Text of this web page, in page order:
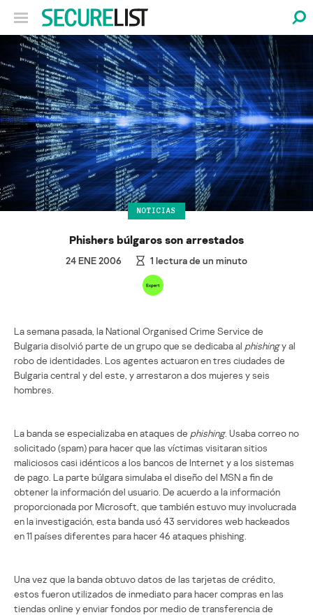
NOTICIAS
Phishers búlgaros son arrestados
24 ENE 2006 1 lectura de un minuto
La semana pasada, la National Organised Crime Service de
Bulgaria disolvió parte de un grupo que se dedicaba al phishingy al
robo de identidades. Los agentes actuaron en tres ciudades de
Bulgaria central y del este, y arrestaron a dos mujeres y seis
hombres.
La banda se especializaba en ataques de phishing. Usaba correo no
solicitado (spam) para hacer que las víctimas visitaran sitios
maliciosos casi idénticos a los bancos de Internet y a los sistemas
de pago. La parte búlgara simulaba el diseño del MSN a fin de
obtener la información del usuario. De acuerdo a la información
proporcionada por Microsoft, que también estuvo muy involucrada
en la investigación, esta banda usó 43 servidores web hackeados
en 11 países diferentes para hacer 46 ataques phishing.
Una vez que la banda obtuvo datos de las tarjetas de crédito,
estos fueron utilizados de inmediato para hacer compras en las
tiendas online y enviar fondos por medio de transferencia de